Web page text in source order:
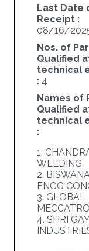
Last Date
Receipt :
08/16/
Nos. of
Qualified
technical
: 4
Names of
Qualified
technical
:
1.
WELDING
2.
ENGG
3. GLOBAL
4. SHRI